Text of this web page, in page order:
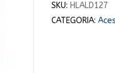
SKU: HLALD127
CATEGORIA: